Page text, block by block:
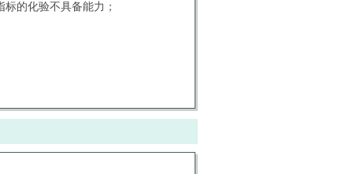
的化验不具备能力；